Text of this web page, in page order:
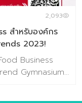
วัน บทที่ 3 Update
และการตัดสินใจซ
2,093
สำหรับองค์กร
2023!
Business
Gymnasium